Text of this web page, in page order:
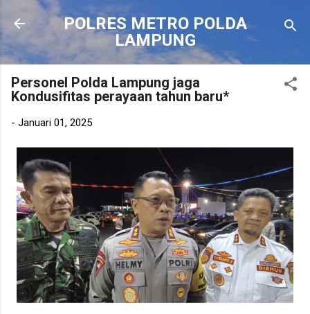
Langsung ke konten utama
POLRES METRO POLDA
LAMPUNG
Personel Polda Lampung jaga
Kondusifitas perayaan tahun baru*
- Januari 01, 2025